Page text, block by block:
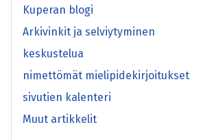
Kuperan blogi
Arkivinkit ja selviytyminen
keskustelua
nimettömät mielipidekirjoitukset
sivutien kalenteri
Muut artikkelit